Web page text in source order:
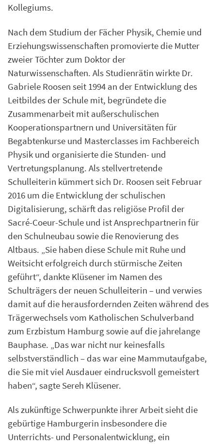
Kollegiums.
Nach dem Studium der Fächer Physik, Chemie und
Erziehungswissenschaften promovierte die Mutter
zweier Töchter zum Doktor der
Naturwissenschaften. Als Studienrätin wirkte Dr.
Gabriele Roosen seit 1994 an der Entwicklung des
Leitbildes der Schule mit, begründete die
Zusammenarbeit mit außerschulischen
Kooperationspartnern und Universitäten für
Begabtenkurse und Masterclasses im Fachbereich
Physik und organisierte die Stunden- und
Vertretungsplanung. Als stellvertretende
Schulleiterin kümmert sich Dr. Roosen seit Februar
2016 um die Entwicklung der schulischen
Digitalisierung, schärft das religiöse Profil der
Sacré-Coeur-Schule und ist Ansprechpartnerin für
den Schulneubau sowie die Renovierung des
Altbaus. „Sie haben diese Schule mit Ruhe und
Weitsicht erfolgreich durch stürmische Zeiten
geführt“, dankte Klüsener im Namen des
Schulträgers der neuen Schulleiterin – und verwies
damit auf die herausfordernden Zeiten während des
Trägerwechsels vom Katholischen Schulverband
zum Erzbistum Hamburg sowie auf die jahrelange
Bauphase. „Das war nicht nur keinesfalls
selbstverständlich – das war eine Mammutaufgabe,
die Sie mit viel Ausdauer eindrucksvoll gemeistert
haben“, sagte Sereh Klüsener.
Als zukünftige Schwerpunkte ihrer Arbeit sieht die
gebürtige Hamburgerin insbesondere die
Unterrichts- und Personalentwicklung, ein